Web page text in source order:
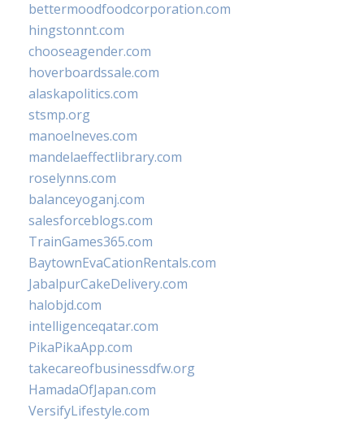
bettermoodfoodcorporation.com
hingstonnt.com
chooseagender.com
hoverboardssale.com
alaskapolitics.com
stsmp.org
manoelneves.com
mandelaeffectlibrary.com
roselynns.com
balanceyoganj.com
salesforceblogs.com
TrainGames365.com
BaytownEvaCationRentals.com
JabalpurCakeDelivery.com
halobjd.com
intelligenceqatar.com
PikaPikaApp.com
takecareofbusinessdfw.org
HamadaOfJapan.com
VersifyLifestyle.com